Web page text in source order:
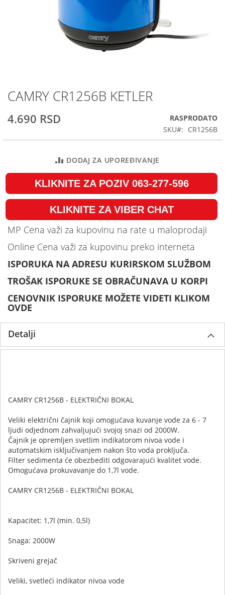
Skip
to
the
beginning
the
CAMRY CR1256B KETLER
4.690 RSD
RASPRODATO
SKU
CR1256B
DODAJ ZA UPOREĐIVANJE
KLIKNITE ZA POZIV 063-277-596
KLIKNITE ZA VIBER CHAT
MP Cena važi za kupovinu na rate u maloprodaji
Online Cena važi za kupovinu preko interneta
ISPORUKA NA ADRESU KURIRSKOM SLUŽBOM
TROŠAK ISPORUKE SE OBRAČUNAVA U KORPI
CENOVNIK ISPORUKE MOŽETE VIDETI KLIKOM
OVDE
Detalji
CAMRY CR1256B - ELEKTRIČNI BOKAL
Veliki električni čajnik koji omogućava kuvanje vode za 6 - 7
ljudi odjednom zahvaljujući svojoj snazi od 2000W.
Čajnik je opremljen svetlim indikatorom nivoa vode i
automatskim isključivanjem nakon što voda proključa.
Filter sedimenta će obezbediti odgovarajući kvalitet vode.
Omogućava prokuvavanje do 1,7l vode.
CAMRY CR1256B - ELEKTRIČNI BOKAL
Kapacitet: 1,7l (min. 0,5l)
Snaga: 2000W
Skriveni grejač
Veliki, svetleći indikator nivoa vode